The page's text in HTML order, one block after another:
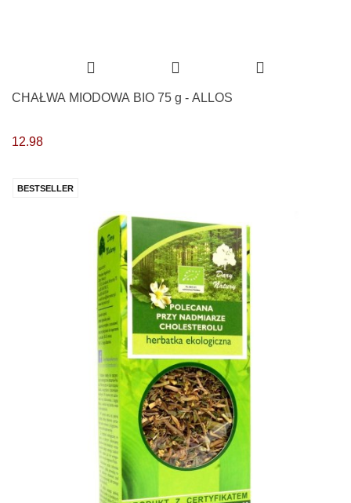
CHAŁWA MIODOWA BIO 75 g - ALLOS
12.98
BESTSELLER